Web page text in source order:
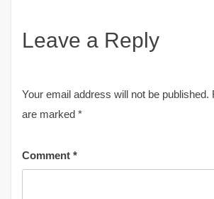
Leave a Reply
Your email address will not be published.
are marked *
Comment *